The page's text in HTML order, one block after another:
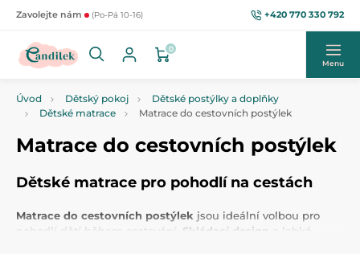
Zavolejte nám (Po-Pá 10-16) +420 770 330 792
0
Menu
Úvod Dětský pokoj
Dětské postýlky a doplňky
Dětské matrace
Matrace do cestovních postýlek
Matrace do cestovních postýlek
Dětské matrace pro pohodlí na cestách
Matrace do cestovních postýlek jsou ideální volbou pro
pohodlí dětí během cestování. Skládací design
a lehká